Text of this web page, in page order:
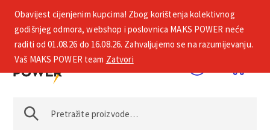
+385 1 2002 575
Obavijest cijenjenim kupcima! Zbog korištenja kolektivnog
godišnjeg odmora, webshop i poslovnica MAKS POWER neće
raditi od 01.08.26 do 16.08.26. Zahvaljujemo se na razumijevanju.
Vaš MAKS POWER team Zatvori